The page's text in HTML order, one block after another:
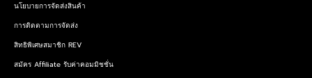
นโยบายการจัดส่งสินค้า
การติดตามการจัดส่ง
สิทธิพิเศษสมาชิก REV
สมัคร Affiliate รับค่าคอมมิชชั่น